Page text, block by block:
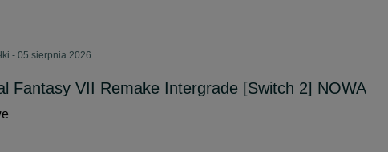
- 05 sierpnia 2026
Fantasy VII Remake Intergrade [Switch 2] NOWA